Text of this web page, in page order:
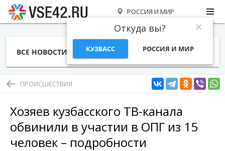
РОССИЯ И МИР
Откуда вы?
КУЗБАСС РОССИЯ И МИР
ВСЕ НОВОСТИ СТАТЬИ ТЕМЫ ФОТО
ПРОИСШЕСТВИЯ
Хозяев кузбасского ТВ-канала
обвинили в участии в ОПГ из 15
человек – подробности